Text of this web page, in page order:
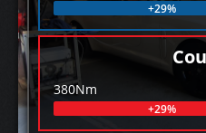
+29%
380Nm
+29%